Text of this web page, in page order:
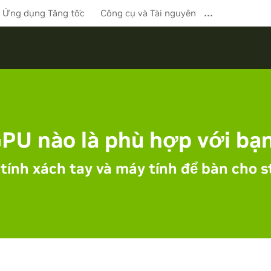
Ứng dụng Tăng tốc Công cụ và Tài nguyên …
nào là phù hợp với
xách tay và máy tính để bàn cho